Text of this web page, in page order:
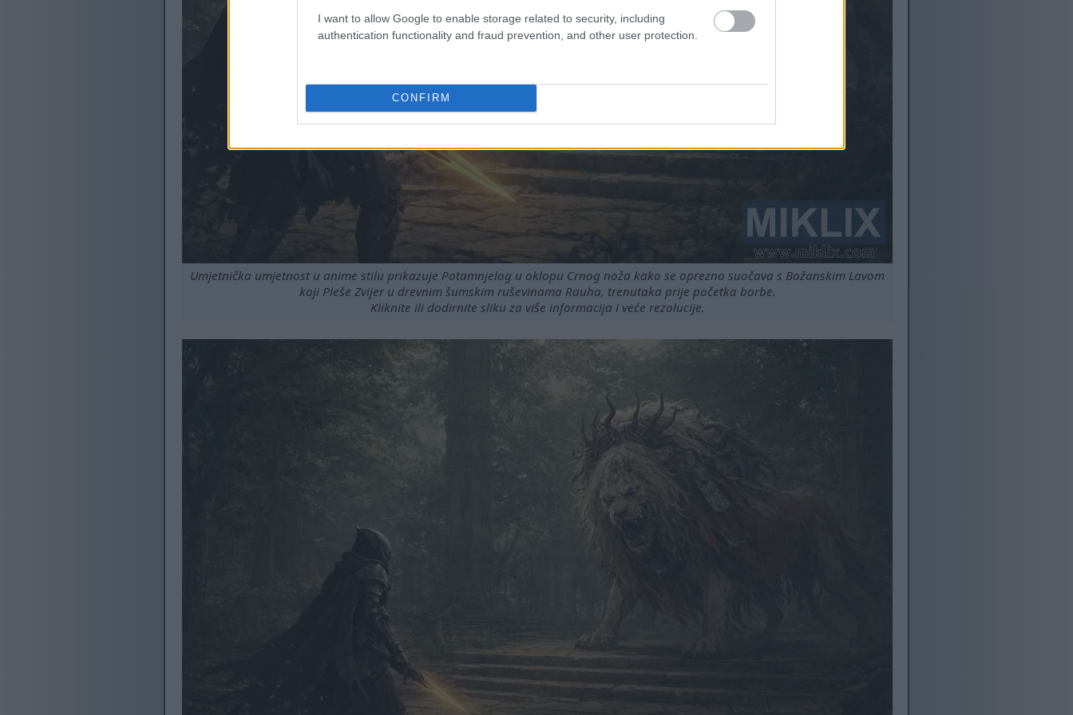
I want to allow Google to enable storage related to security, including
authentication functionality and fraud prevention, and other user protection.
CONFIRM
Umjetnička umjetnost u anime stilu prikazuje Potamnjelog u oklopu Crnog noža kako se oprezno suočava s Božanskim Lavom
koji Pleše Zvijer u drevnim šumskim ruševinama Rauha, trenutaka prije početka borbe.
Kliknite ili dodirnite sliku za više informacija i veće rezolucije.